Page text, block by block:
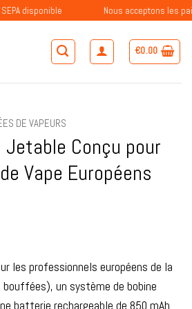
Nous acceptons les paiements
€0.00
DE VAPEURS
Jetable Conçu pour
Vape Européens
les professionnels européens de la
un système de bobine
batterie rechargeable de 850 mAh